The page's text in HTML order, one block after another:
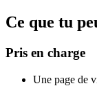
Ce que tu
Pris en charge
Une page de